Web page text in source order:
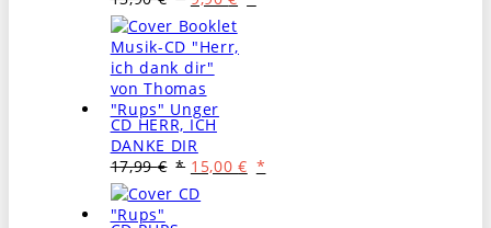
Preis
war:
13,90 €
CD HERR, ICH
DANKE DIR
17,99€
Ursprünglicher
Preis
war:
15,00€